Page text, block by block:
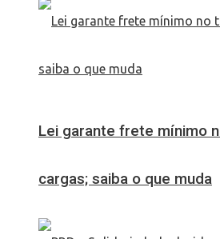
Lei garante frete mínimo
cargas; saiba o que muda